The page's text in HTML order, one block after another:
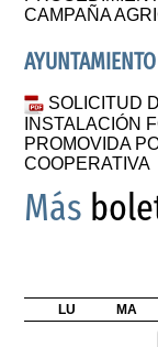
CAMPAÑA
SOLICITUD
INSTALACIÓN
PROMOVIDA
COOPERATIVA
Más
LU MA